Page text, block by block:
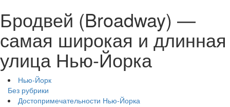
Бродвей (Broadway) —
самая широкая и длинная
улица Нью-Йорка
Нью-Йорк
Без рубрики
Достопримечательности Нью-Йорка